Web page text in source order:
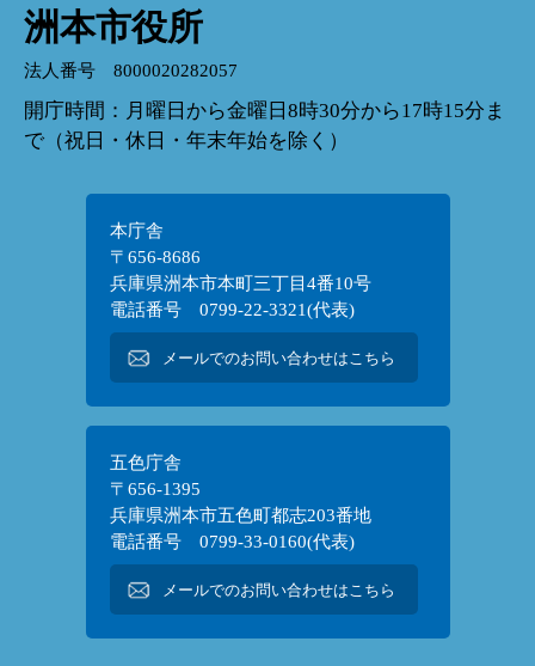
洲本市役所
法人番号 8000020282057
開庁時間：月曜日から金曜日8時30分から17時15分ま
で（祝日・休日・年末年始を除く）
本庁舎
〒656-8686
兵庫県洲本市本町三丁目4番10号
電話番号 0799-22-3321(代表)
メールでのお問い合わせはこちら
五色庁舎
〒656-1395
兵庫県洲本市五色町都志203番地
電話番号 0799-33-0160(代表)
メールでのお問い合わせはこちら